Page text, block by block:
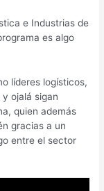
e Industrias de
es algo
líderes logísticos,
ojalá sigan
quien además
gracias a un
entre el sector